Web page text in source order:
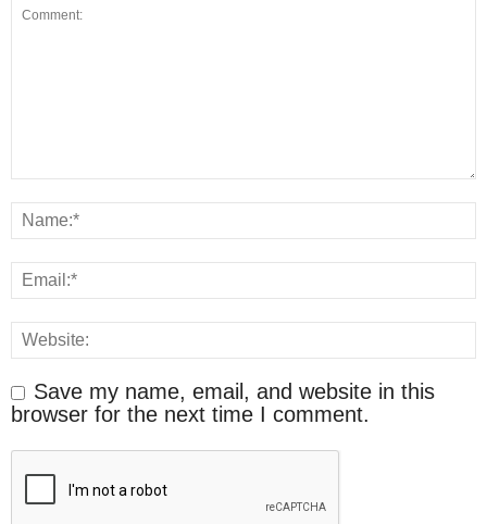
Save my name, email, and website in this
browser for the next time I comment.